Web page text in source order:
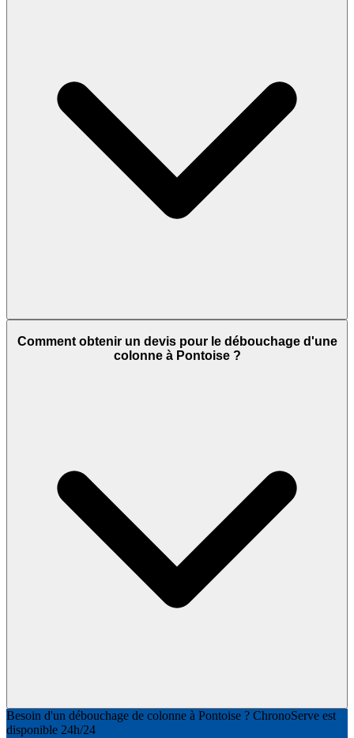
Comment obtenir un devis pour le débouchage d'une
colonne à Pontoise ?
Besoin d'un débouchage de colonne à Pontoise ? ChronoServe est
disponible 24h/24